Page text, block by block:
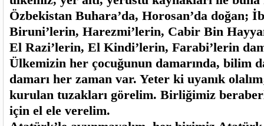
Özbekistan Buhara’da, Horosan’da doğan;
Biruni’lerin, Harezmi’lerin, Cabir Bin
El Razi’lerin, El Kindi’lerin, Farabi’lerin
Ülkemizin her çocuğunun damarında, bilim
damarı her zaman var. Yeter ki uyanık
kurulan tuzakları görelim. Birliğimiz
için el ele verelim.